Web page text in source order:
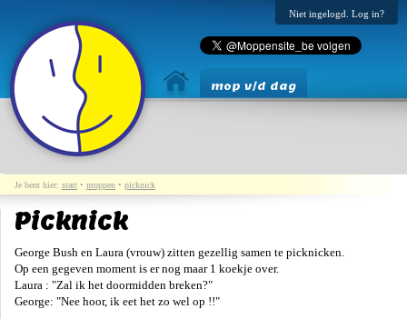
Niet ingelogd. Log in?
mop v/d dag
Je bent hier: start • moppen • picknick
Picknick
George Bush en Laura (vrouw) zitten gezellig samen te picknicken.
Op een gegeven moment is er nog maar 1 koekje over.
Laura : "Zal ik het doormidden breken?"
George: "Nee hoor, ik eet het zo wel op !!"